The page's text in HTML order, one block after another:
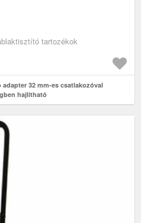
tartozékok
32 mm-es csatlakozóval
hajlítható